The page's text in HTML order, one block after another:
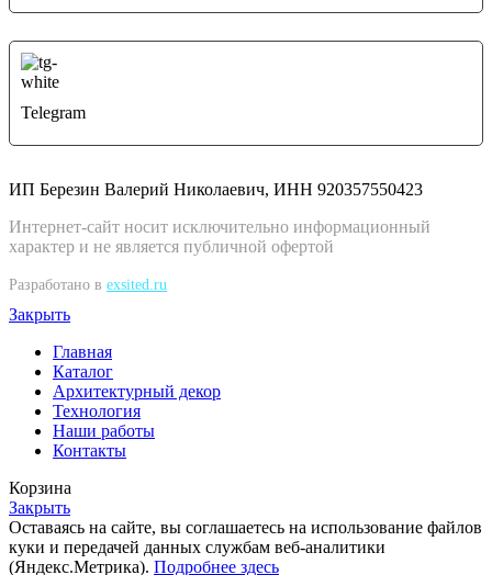
Telegram
ИП Березин Валерий Николаевич, ИНН 920357550423
Интернет-сайт носит исключительно информационный
характер и не является публичной офертой
Разработано в exsited.ru
Закрыть
Главная
Каталог
Архитектурный декор
Технология
Наши работы
Контакты
Корзина
Закрыть
Оставаясь на сайте, вы соглашаетесь на использование файлов
куки и передачей данных службам веб-аналитики
(Яндекс.Метрика). Подробнее здесь